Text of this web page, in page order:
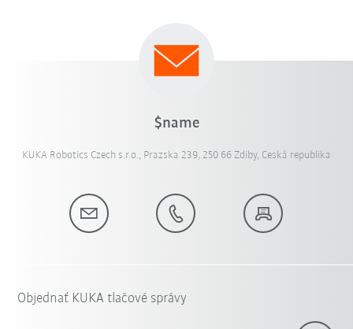
$name
KUKA Robotics Czech s.r.o., Prazska 239, 250 66 Zdiby, Ceská republika
Objednať KUKA tlačové správy